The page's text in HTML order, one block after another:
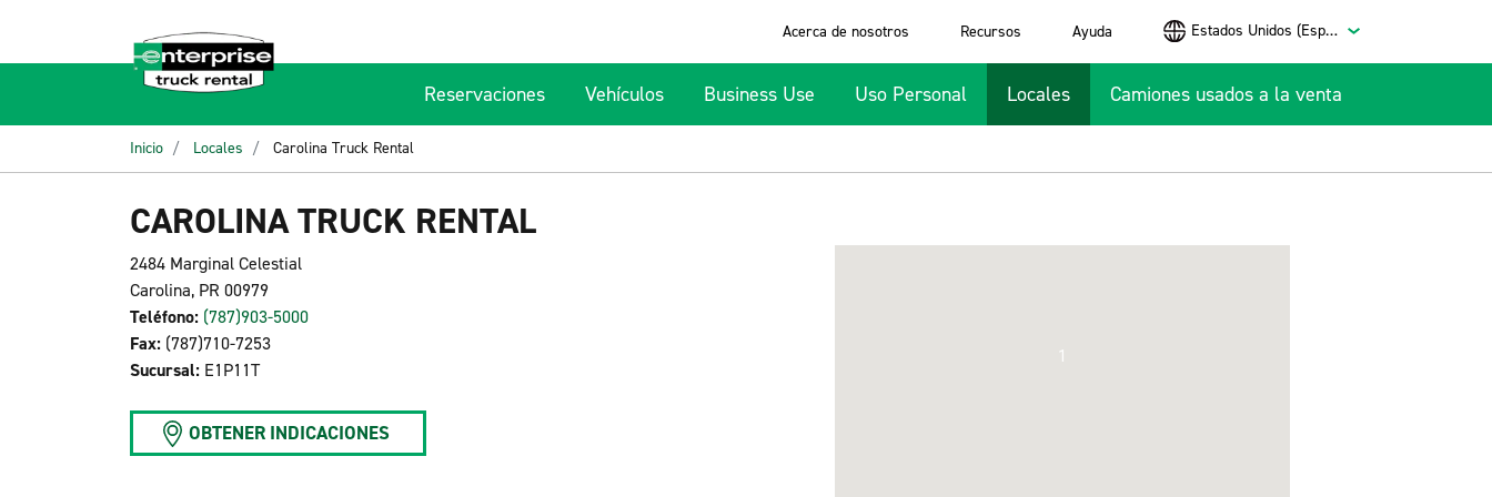
Acerca de nosotros Recursos Ayuda Estados Unidos (Español)
Reservaciones Vehículos Business Use Uso Personal Locales Camiones usados a la venta
Inicio Locales Carolina Truck Rental
CAROLINA TRUCK RENTAL
2484 Marginal Celestial
Carolina, PR 00979
Teléfono: (787)903-5000
Fax: (787)710-7253
Sucursal: E1P11T
OBTENER INDICACIONES
1